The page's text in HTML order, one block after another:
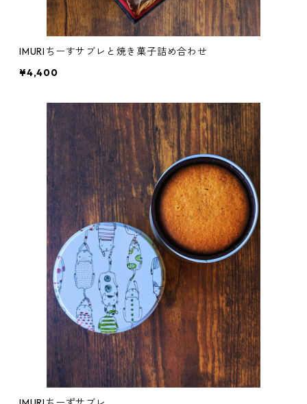
IMURIちーすサブレと焼き菓子詰め合わせ
¥4,400